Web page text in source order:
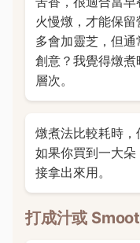
火慢燉，才能保
多會加靈芝，但
創意？我覺得燉
層次。
燉煮法比較耗時，
如果你買到一大
接拿出來用。
打成汁或